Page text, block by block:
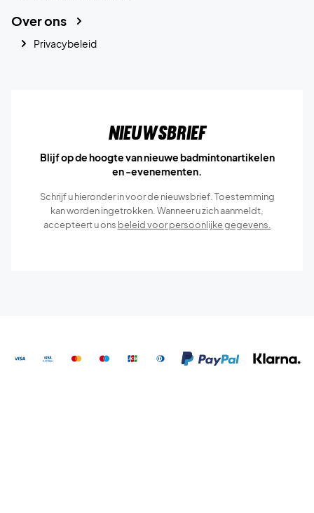
Over ons
Privacybeleid
Nieuwsbrief
Blijf op de hoogte van nieuwe badmintonartikelen
en -evenementen.
Schrijf u hieronder in voor de nieuwsbrief. Toestemming
kan worden ingetrokken. Wanneer u zich aanmeldt,
accepteert u ons beleid voor persoonlijke gegevens.